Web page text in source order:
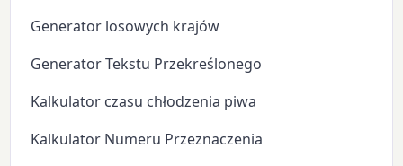
Generator losowych krajów
Generator Tekstu Przekreślonego
Kalkulator czasu chłodzenia piwa
Kalkulator Numeru Przeznaczenia